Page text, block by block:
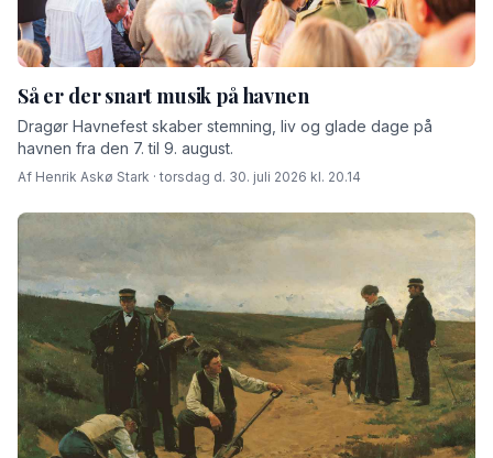
Så er der snart musik på havnen
Dragør Havnefest skaber stemning, liv og glade dage på
havnen fra den 7. til 9. august.
Af Henrik Askø Stark · torsdag d. 30. juli 2026 kl. 20.14